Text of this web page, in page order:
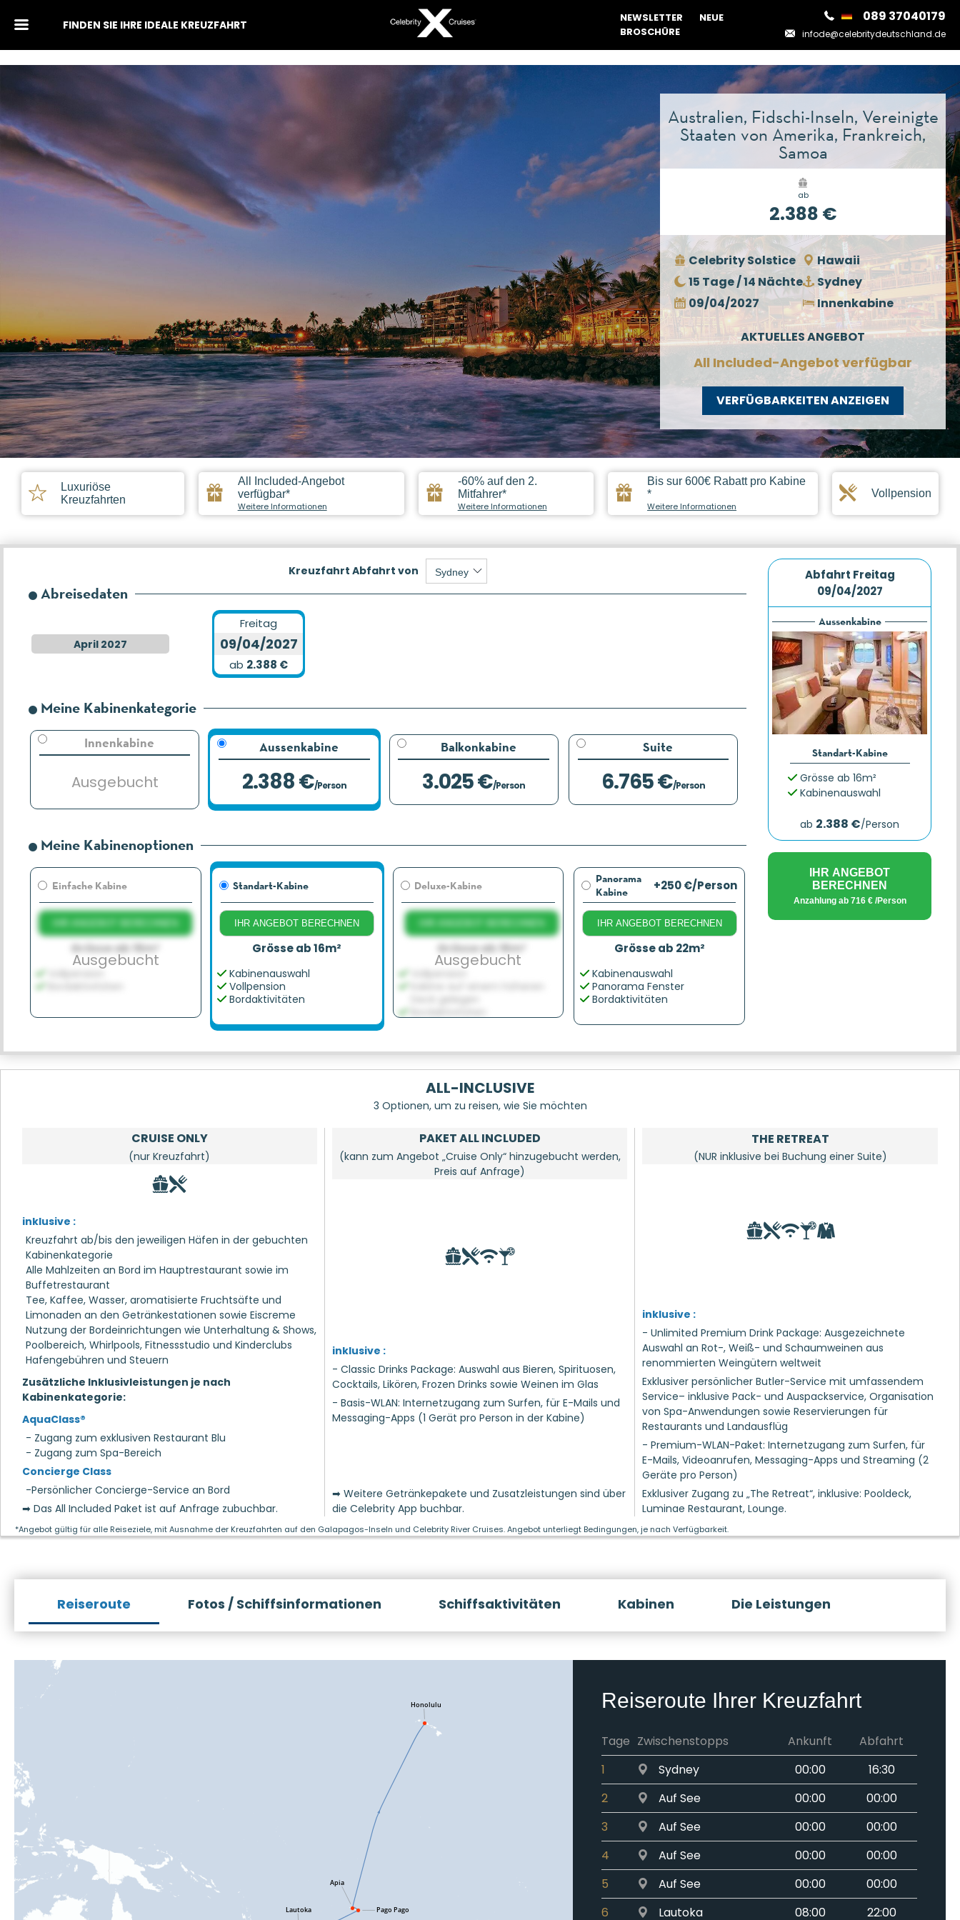
FINDEN SIE IHRE IDEALE KREUZFAHRT NEWSLETTER
NEUE
BROSCHÜRE
089 37040179
infode@celebritydeutschland.de
Australien, Fidschi-Inseln, Vereinigte
Staaten von Amerika, Frankreich,
Samoa
ab
2.388 €
Celebrity Solstice
Hawaii
15 Tage / 14 Nächte
Sydney
09/04/2027
Innenkabine
AKTUELLES ANGEBOT
All Included-Angebot verfügbar
VERFÜGBARKEITEN ANZEIGEN
Luxuriöse
Kreuzfahrten
All Included-Angebot
verfügbar*
Weitere Informationen
-60% auf den 2.
Mitfahrer*
Weitere Informationen
Bis sur 600€ Rabatt pro Kabine
*
Weitere Informationen
Vollpension
Kreuzfahrt Abfahrt von
Abreisedaten
April 2027
Freitag
09/04/2027
ab 2.388 €
Meine Kabinenkategorie
Innenkabine
Ausgebucht
Aussenkabine
2.388 €/Person
Balkonkabine
3.025 €/Person
Suite
6.765 €/Person
Meine Kabinenoptionen
Einfache Kabine
Grösse ab 16m²
Ausgebucht
Standart-Kabine
IHR ANGEBOT BERECHNEN
Grösse ab 16m²
Kabinenauswahl
Vollpension
Bordaktivitäten
Deluxe-Kabine
Grösse ab 16m²
Ausgebucht
Panorama
Kabine
+250 €/Person
IHR ANGEBOT BERECHNEN
Grösse ab 22m²
Kabinenauswahl
Panorama Fenster
Bordaktivitäten
Abfahrt Freitag
09/04/2027
Aussenkabine
Standart-Kabine
Grösse ab 16m²
Kabinenauswahl
ab 2.388 €/Person
IHR ANGEBOT
BERECHNEN
Anzahlung ab 716 €/Person
ALL-INCLUSIVE
3 Optionen, um zu reisen, wie Sie möchten
CRUISE ONLY
(nur Kreuzfahrt)
inklusive :
Kreuzfahrt ab/bis den jeweiligen Häfen in der gebuchten
Kabinenkategorie
Alle Mahlzeiten an Bord im Hauptrestaurant sowie im
Buffetrestaurant
Tee, Kaffee, Wasser, aromatisierte Fruchtsäfte und
Limonaden an den Getränkestationen sowie Eiscreme
Nutzung der Bordeinrichtungen wie Unterhaltung & Shows,
Poolbereich, Whirlpools, Fitnessstudio und Kinderclubs
Hafengebühren und Steuern
Zusätzliche Inklusivleistungen je nach
Kabinenkategorie:
AquaClass®
- Zugang zum exklusiven Restaurant Blu
- Zugang zum Spa-Bereich
Concierge Class
-Persönlicher Concierge-Service an Bord
➡ Das All Included Paket ist auf Anfrage zubuchbar.
PAKET ALL INCLUDED
(kann zum Angebot „Cruise Only“ hinzugebucht werden,
Preis auf Anfrage)
inklusive :
- Classic Drinks Package: Auswahl aus Bieren, Spirituosen,
Cocktails, Likören, Frozen Drinks sowie Weinen im Glas
- Basis-WLAN: Internetzugang zum Surfen, für E-Mails und
Messaging-Apps (1 Gerät pro Person in der Kabine)
➡ Weitere Getränkepakete und Zusatzleistungen sind über
die Celebrity App buchbar.
THE RETREAT
(NUR inklusive bei Buchung einer Suite)
inklusive :
- Unlimited Premium Drink Package: Ausgezeichnete
Auswahl an Rot-, Weiß- und Schaumweinen aus
renommierten Weingütern weltweit
Exklusiver persönlicher Butler-Service mit umfassendem
Service– inklusive Pack- und Auspackservice, Organisation
von Spa-Anwendungen sowie Reservierungen für
Restaurants und Landausflüg
- Premium-WLAN-Paket: Internetzugang zum Surfen, für
E-Mails, Videoanrufen, Messaging-Apps und Streaming (2
Geräte pro Person)
Exklusiver Zugang zu „The Retreat“, inklusive: Pooldeck,
Luminae Restaurant, Lounge.
*Angebot gültig für alle Reiseziele, mit Ausnahme der Kreuzfahrten auf den Galapagos-Inseln und Celebrity River Cruises. Angebot unterliegt Bedingungen, je nach Verfügbarkeit.
Reiseroute Fotos / Schiffsinformationen Schiffsaktivitäten Kabinen Die Leistungen
Reiseroute Ihrer Kreuzfahrt
Tage Zwischenstopps Ankunft
Abfahrt
1
Sydney 00:00
16:30
2
Auf See 00:00
00:00
3
Auf See 00:00
00:00
4
Auf See 00:00
00:00
5
Auf See 00:00
00:00
6
Lautoka 08:00
22:00